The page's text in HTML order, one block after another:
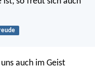
auch im Geist